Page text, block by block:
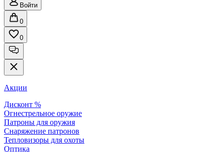
Войти
0
0
Акции
Дисконт %
Огнестрельное оружие
Патроны для оружия
Снаряжение патронов
Тепловизоры для охоты
Оптика